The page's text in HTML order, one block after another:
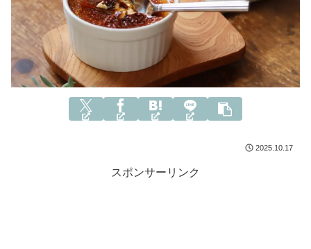
2025.10.17
スポンサーリンク